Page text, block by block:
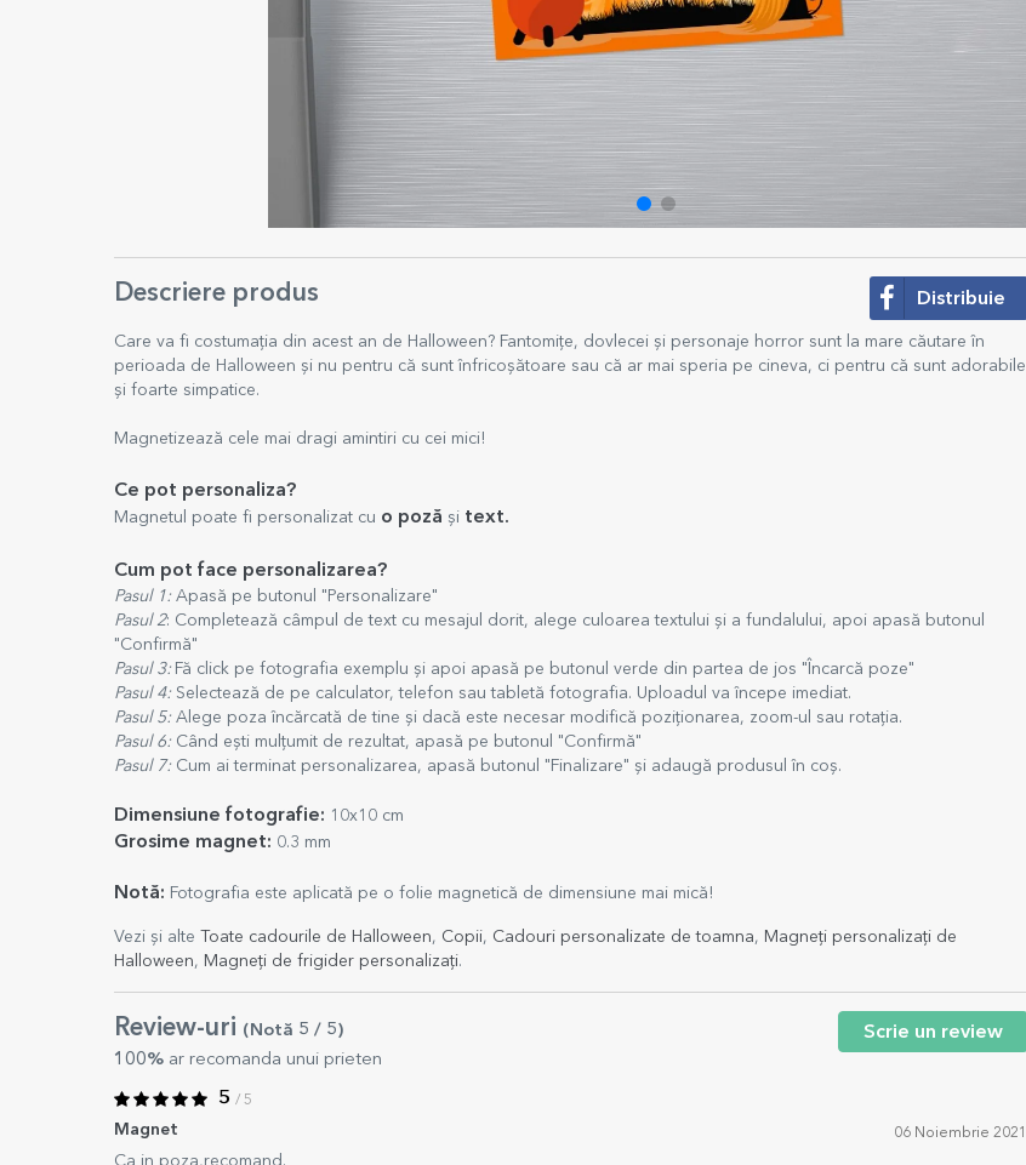
Descriere produs Distribuie
Care va fi costumația din acest an de Halloween? Fantomițe, dovlecei și personaje horror sunt la mare căutare în
perioada de Halloween și nu pentru că sunt înfricoșătoare sau că ar mai speria pe cineva, ci pentru că sunt adorabile
și foarte simpatice.
Magnetizează cele mai dragi amintiri cu cei mici!
Ce pot personaliza?
Magnetul poate fi personalizat cu o poză și text.
Cum pot face personalizarea?
Pasul 1: Apasă pe butonul "Personalizare"
Pasul 2: Completează câmpul de text cu mesajul dorit, alege culoarea textului și a fundalului, apoi apasă butonul
"Confirmă"
Pasul 3: Fă click pe fotografia exemplu și apoi apasă pe butonul verde din partea de jos "Încarcă poze"
Pasul 4: Selectează de pe calculator, telefon sau tabletă fotografia. Uploadul va începe imediat.
Pasul 5: Alege poza încărcată de tine și dacă este necesar modifică poziționarea, zoom-ul sau rotația.
Pasul 6: Când ești mulțumit de rezultat, apasă pe butonul "Confirmă"
Pasul 7: Cum ai terminat personalizarea, apasă butonul "Finalizare" și adaugă produsul în coș.
Dimensiune fotografie: 10x10 cm
Grosime magnet: 0.3 mm
Notă: Fotografia este aplicată pe o folie magnetică de dimensiune mai mică!
Vezi și alte Toate cadourile de Halloween, Copii, Cadouri personalizate de toamna, Magneți personalizați de
Halloween, Magneți de frigider personalizați.
Review-uri (Notă 5 / 5)
100% ar recomanda unui prieten
Scrie un review
5 / 5
Magnet 06 Noiembrie 2021
Ca in poza,recomand.